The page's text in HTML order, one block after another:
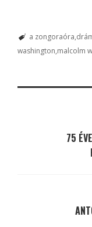
a zongoraóra
washington malcolm
75